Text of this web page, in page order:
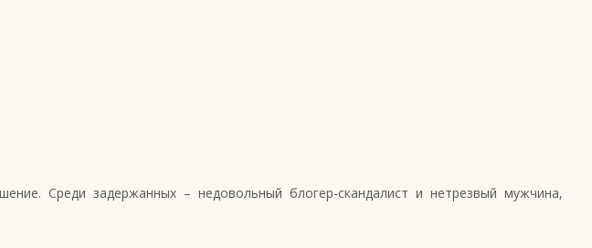
Среди задержанных – недовольный блогер-скандалист и нетрезвый мужчина,